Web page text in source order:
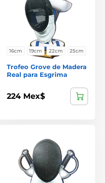
16cm 19cm 22cm 25cm
Trofeo Grove de Madera
Real para Esgrima
224 Mex$